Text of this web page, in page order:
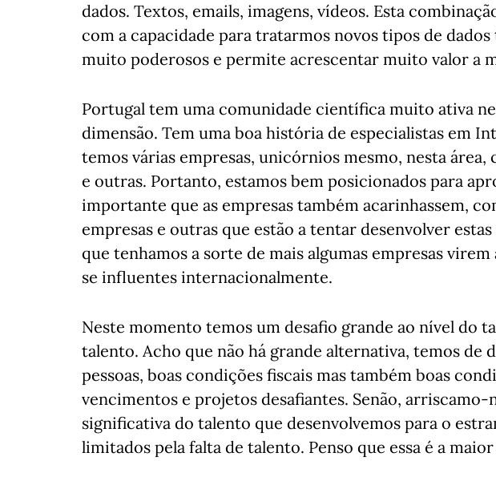
dados. Textos, emails, imagens, vídeos. Esta
com a capacidade para tratarmos novos tipos de
muito poderosos e permite acrescentar muito valor a
Portugal tem uma comunidade científica muito ativa
dimensão. Tem uma boa história de especialistas em
temos várias empresas, unicórnios mesmo, nesta área,
e outras. Portanto, estamos bem posicionados para
importante que as empresas também acarinhassem,
empresas e outras que estão a tentar desenvolver
que tenhamos a sorte de mais algumas empresas
se influentes internacionalmente.
Neste momento temos um desafio grande ao nível do
talento. Acho que não há grande alternativa, temos de
pessoas, boas condições fiscais mas também boas
vencimentos e projetos desafiantes. Senão,
significativa do talento que desenvolvemos para o
limitados pela falta de talento. Penso que essa é a